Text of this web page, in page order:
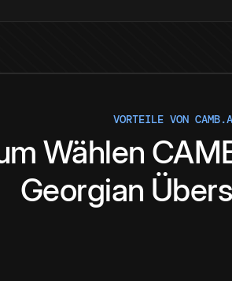
VORTEILE VON
Wählen
Georgian